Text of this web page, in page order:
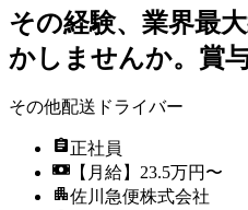
その経験、業界最
かしませんか。賞
その他配送ドライバー
正社員
【月給】23.5万円〜
佐川急便株式会社